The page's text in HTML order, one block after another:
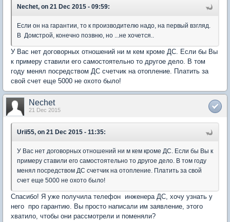
Nechet, on 21 Dec 2015 - 09:59:
Если он на гарантии, то к производителю надо, на первый взгляд.
В Домстрой, конечно позвню, но ...не хочется..
У Вас нет договорных отношений ни м кем кроме ДС. Если бы Вы
к примеру ставили его самостоятельно то другое дело. В том
году менял посредством ДС счетчик на отопление. Платить за
свой счет еще 5000 не охото было!
Nechet
21 Dec 2015
Urii55, on 21 Dec 2015 - 11:35:
У Вас нет договорных отношений ни м кем кроме ДС. Если бы Вы к
примеру ставили его самостоятельно то другое дело. В том году
менял посредством ДС счетчик на отопление. Платить за свой
счет еще 5000 не охото было!
Спасибо! Я уже получила телефон инженера ДС, хочу узнать у
него про гарантию. Вы просто написали им заявление, этого
хватило, чтобы они рассмотрели и поменяли?